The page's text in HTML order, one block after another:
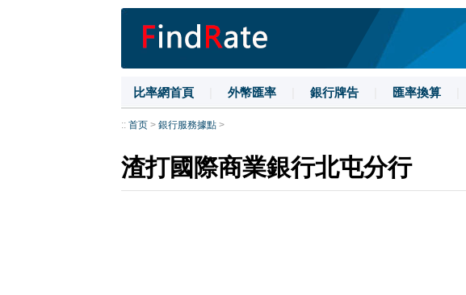
比率網首頁 外幣匯率 銀行牌告 匯率換算
:: 首页> 銀行服務據點>
渣打國際商業銀行北屯分行